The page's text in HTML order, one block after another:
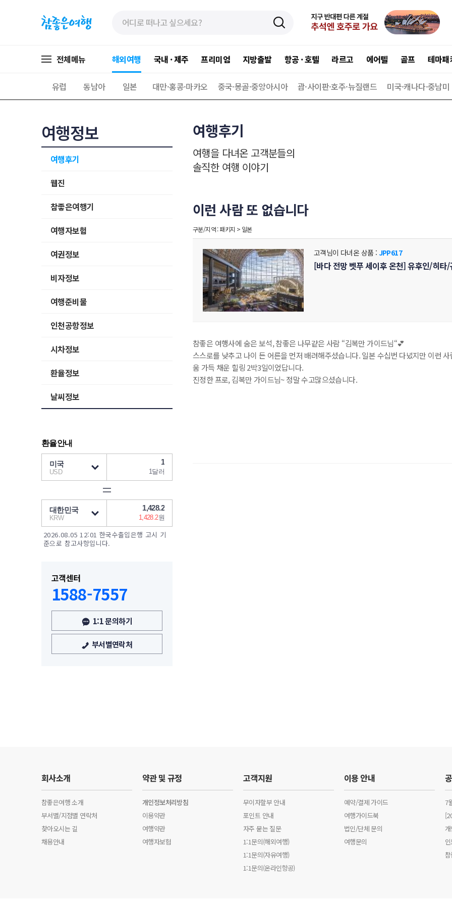
전체메뉴 해외여행 국내 · 제주 프리미엄 지방출발 항공 · 호텔 라르고 에어텔 골프 테마패
유럽 동남아 일본 대만·홍콩·마카오 중국·몽골·중앙아시아 괌·사이판·호주·뉴질랜드 미국·캐나다·중남미
여행정보
여행후기
웹진
참좋은여행기
여행자보험
여권정보
비자정보
여행준비물
인천공항정보
시차정보
환율정보
날씨정보
2026.08.05 12:01 한국수출입은행 고시 기
준으로 참고사항입니다.
고객센터
1588-7557
1:1 문의하기
부서별연락처
여행후기
여행을 다녀온 고객분들의
솔직한 여행 이야기
이런 사람 또 없습니다
구분/지역 : 패키지 > 일본
고객님이 다녀온 상품 : JPP617
[바다 전망 벳푸 세이후 온천] 유후인/히
참좋은 여행사에 숨은 보석,참좋은 나무같은 사람 “김복만 가이드님“💕
스스로를 낮추고 나이 든 어른을 먼저 배려해주셨습니다. 일본 수십번 다녔지만 이런
움 가득 채운 힐링 2박3일이었답니다.
진정한 프로, 김복만 가이드님~ 정말 수고많으셨습니다.
회사소개
참좋은여행 소개
부서별/지점별 연락처
찾아오시는 길
채용안내
약관 및 규정
개인정보처리방침
이용약관
여행약관
여행자보험
고객지원
무이자할부 안내
포인트 안내
자주 묻는 질문
1:1문의(해외여행)
1:1문의(자유여행)
1:1문의(온라인항공)
이용 안내
예약/결제 가이드
여행가이드북
법인/단체 문의
여행문의
7